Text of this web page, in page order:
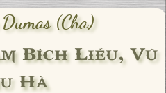
(cha)
Bích Liễu, Vũ
Hà